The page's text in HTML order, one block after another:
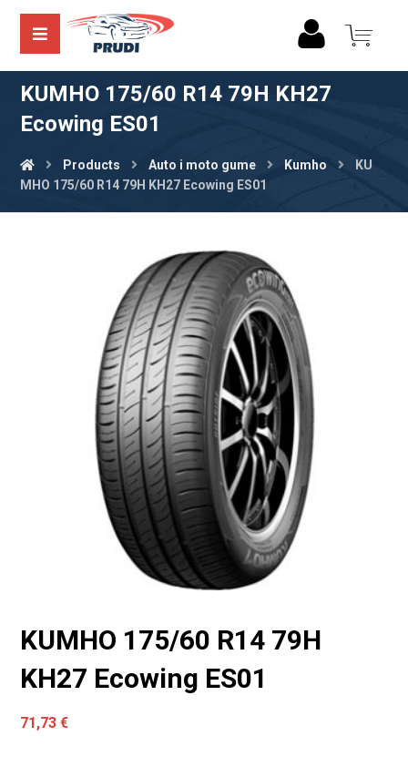
KUMHO 175/60 R14 79H KH27
Ecowing ES01
Products Auto i moto gume Kumho
KU
MHO 175/60 R14 79H KH27 Ecowing ES01
KUMHO 175/60 R14 79H
KH27 Ecowing ES01
71,73€